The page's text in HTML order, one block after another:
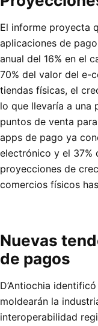
El informe proyecta
aplicaciones de
anual del 16% en el
70% del valor del e-
tiendas físicas, el
lo que llevaría a una
puntos de venta
apps de pago ya
electrónico y el 37%
proyecciones de
comercios físicos
Nuevas
de pagos
D’Antiochia
moldearán la
interoperabilidad